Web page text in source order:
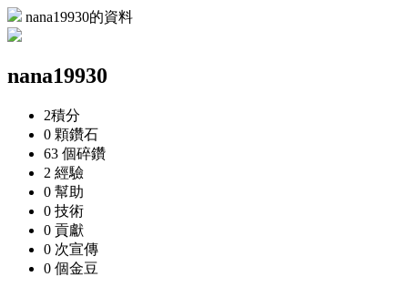
nana19930的資料
nana19930
2積分
0 顆鑽石
63 個碎鑽
2 經驗
0 幫助
0 技術
0 貢獻
0 次宣傳
0 個金豆